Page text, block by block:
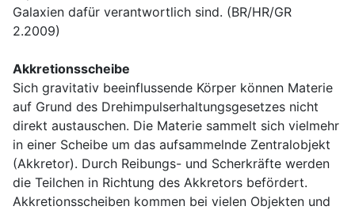
Galaxien dafür verantwortlich sind. (BR/HR/GR
2.2009)
Akkretionsscheibe
Sich gravitativ beeinflussende Körper können Materie
auf Grund des Drehimpulserhaltungsgesetzes nicht
direkt austauschen. Die Materie sammelt sich vielmehr
in einer Scheibe um das aufsammelnde Zentralobjekt
(Akkretor). Durch Reibungs- und Scherkräfte werden
die Teilchen in Richtung des Akkretors befördert.
Akkretionsscheiben kommen bei vielen Objekten und